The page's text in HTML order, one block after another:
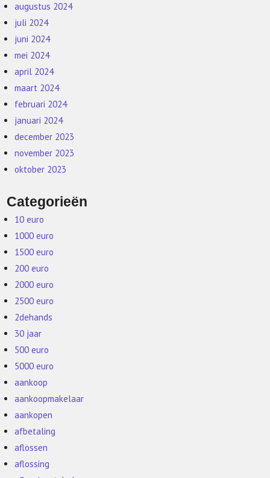
augustus 2024
juli 2024
juni 2024
mei 2024
april 2024
maart 2024
februari 2024
januari 2024
december 2023
november 2023
oktober 2023
Categorieën
10 euro
1000 euro
1500 euro
200 euro
2000 euro
2500 euro
2dehands
30 jaar
500 euro
5000 euro
aankoop
aankoopmakelaar
aankopen
afbetaling
aflossen
aflossing